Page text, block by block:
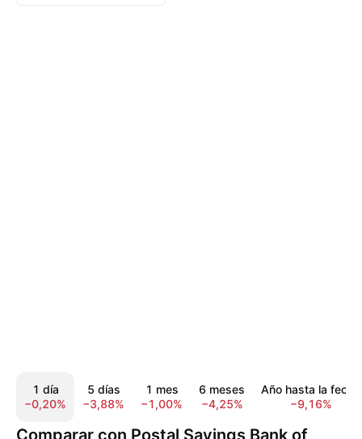
1 día
−0,20%
5 días
−3,88%
1 mes
−1,00%
6 meses
−4,25%
Año hasta la fecha
−9,16%
Comparar con Postal Savings Bank of